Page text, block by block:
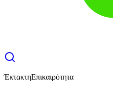
ΈκτακτηΕπικαιρότητα